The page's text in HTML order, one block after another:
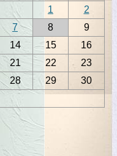
1
2
7 8
9
14 15
16
21 22
23
28 29
30